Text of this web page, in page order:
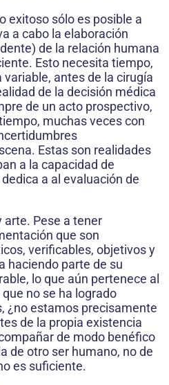
exitoso sólo es posible a
a cabo la elaboración
de la relación humana
Esto necesita tiempo,
antes de la cirugía
de la decisión médica
de un acto prospectivo,
muchas veces con
Estas son realidades
a la capacidad de
a al evaluación de
arte. Pese a tener
que son
verificables, objetivos y
haciendo parte de su
lo que aún pertenece al
no se ha logrado
¿no estamos precisamente
de la propia existencia
de modo benéfico
de otro ser humano, no de
es suficiente.